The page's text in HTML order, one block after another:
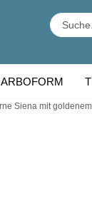
Siena mit